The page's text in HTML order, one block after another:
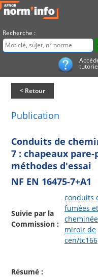
Recherche :
< Retour
Publication
Conduits de
7 : chapeaux
méthodes d'essai
NF EN 16475-7+A1
Suivie par la
Commission :
conduits
fumées
miroir de
cen/tc166
Résumé :